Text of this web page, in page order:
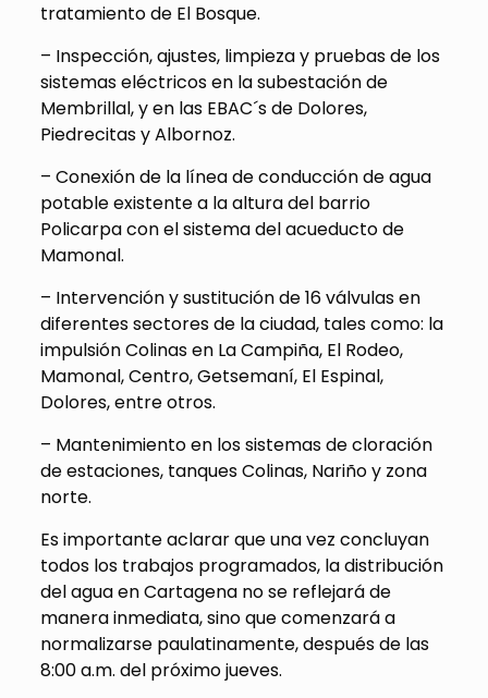
tratamiento de El Bosque.
– Inspección, ajustes, limpieza y pruebas de los
sistemas eléctricos en la subestación de
Membrillal, y en las EBAC´s de Dolores,
Piedrecitas y Albornoz.
– Conexión de la línea de conducción de agua
potable existente a la altura del barrio
Policarpa con el sistema del acueducto de
Mamonal.
– Intervención y sustitución de 16 válvulas en
diferentes sectores de la ciudad, tales como: la
impulsión Colinas en La Campiña, El Rodeo,
Mamonal, Centro, Getsemaní, El Espinal,
Dolores, entre otros.
– Mantenimiento en los sistemas de cloración
de estaciones, tanques Colinas, Nariño y zona
norte.
Es importante aclarar que una vez concluyan
todos los trabajos programados, la distribución
del agua en Cartagena no se reflejará de
manera inmediata, sino que comenzará a
normalizarse paulatinamente, después de las
8:00 a.m. del próximo jueves.